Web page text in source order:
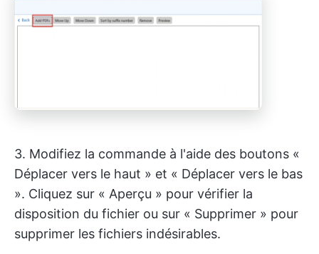
3. Modifiez la commande à l'aide des boutons «
Déplacer vers le haut » et « Déplacer vers le bas
». Cliquez sur « Aperçu » pour vérifier la
disposition du fichier ou sur « Supprimer » pour
supprimer les fichiers indésirables.